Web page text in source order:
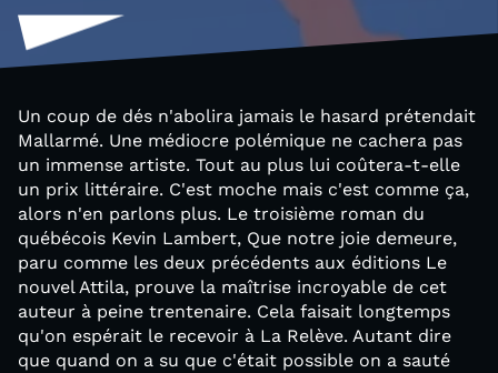
Un coup de dés n'abolira jamais le hasard prétendait
Mallarmé. Une médiocre polémique ne cachera pas
un immense artiste. Tout au plus lui coûtera-t-elle
un prix littéraire. C'est moche mais c'est comme ça,
alors n'en parlons plus. Le troisième roman du
québécois Kevin Lambert, Que notre joie demeure,
paru comme les deux précédents aux éditions Le
nouvel Attila, prouve la maîtrise incroyable de cet
auteur à peine trentenaire. Cela faisait longtemps
qu'on espérait le recevoir à La Relève. Autant dire
que quand on a su que c'était possible on a sauté